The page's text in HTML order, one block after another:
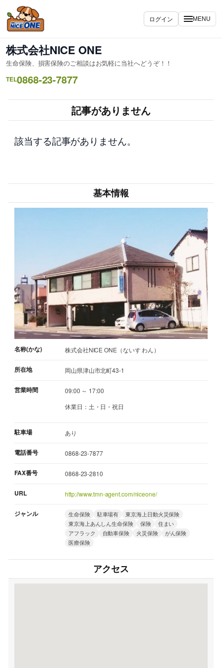
容
を
ス
キ
ッ
プ
ログイン MENU
株式会社NICE ONE
生命保険、損害保険のご相談はお気軽に当社へどうぞ！！
TEL0868-23-7877
記事がありません
該当する記事がありません。
基本情報
名称(かな) 株式会社NICE ONE（ないす わん）
所在地 岡山県津山市北町43-1
営業時間
09:00 ～ 17:00
休業日：土・日・祝日
駐車場 あり
電話番号 0868-23-7877
FAX番号 0868-23-2810
URL http://www.tmn-agent.com/niceone/
ジャンル 生命保険 駐車場有
東京海上日動火災保険
東京海上あんしん生命保険
保険
住まい
アフラック
自動車保険 火災保険
がん保険
医療保険
アクセス